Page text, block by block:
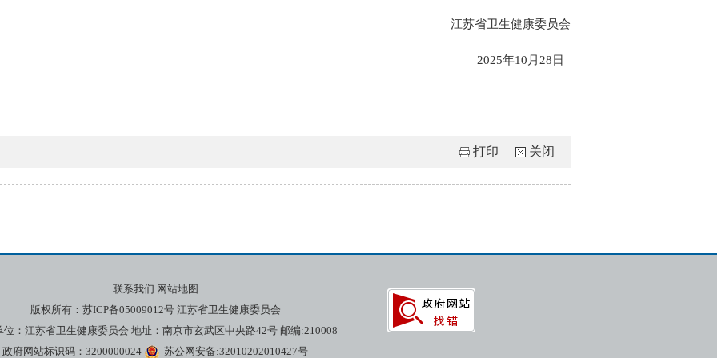
江苏省卫生健康委员会
2025年10月28日
关闭
打印
联系我们 网站地图
版权所有： 苏ICP备05009012号江苏省卫生健康委员会
位：江苏省卫生健康委员会 地址：南京市玄武区中央路42号 邮编:210008
政府网站标识码：3200000024
苏公网安备:32010202010427号